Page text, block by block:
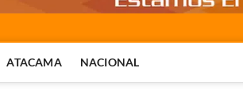
ATACAMA NACIONAL